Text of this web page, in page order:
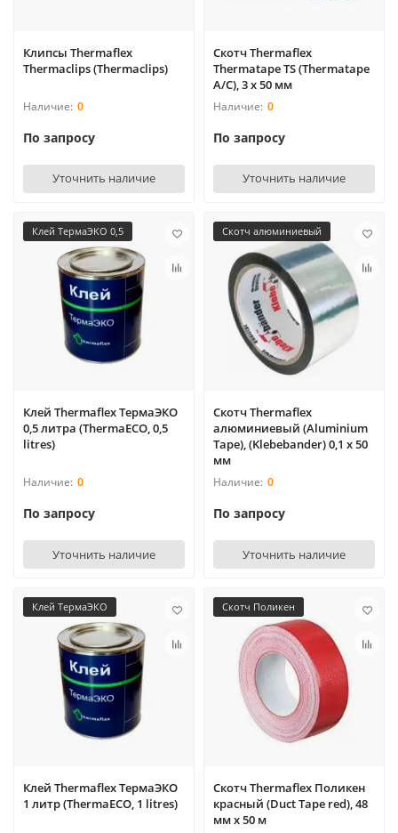
Клипсы Thermaflex
Thermaclips (Thermaclips)
0
По запросу
Уточнить наличие
Скотч Thermaflex
Thermatape TS (Thermatape
А/С), 3 х 50 мм
0
По запросу
Уточнить наличие
Клей ТермаЭКО 0,5
Клей Thermaflex ТермаЭКО
0,5 литра (ThermaECO, 0,5
litrеs)
0
По запросу
Уточнить наличие
Скотч алюминиевый
Скотч Thermaflex
алюминиевый (Aluminium
Tape), (Klebebander) 0,1 х 50
мм
0
По запросу
Уточнить наличие
Клей ТермаЭКО
Клей Thermaflex ТермаЭКО
1 литр (ThermaECO, 1 litres)
Скотч Поликен
Скотч Thermaflex Поликен
красный (Duct Tape red), 48
мм х 50 м